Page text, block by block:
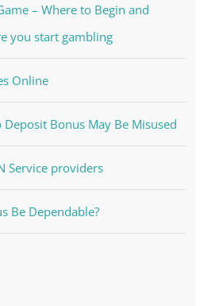
– Where to Begin and
you start gambling
Online
Deposit Bonus May Be Misused
Service providers
Be Dependable?